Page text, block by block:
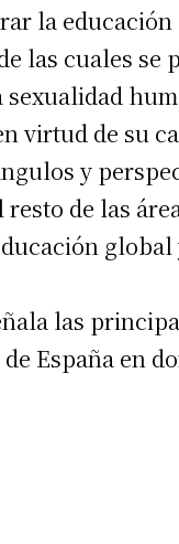
la
las cuales se
virtud de su
y
de las
las
España en